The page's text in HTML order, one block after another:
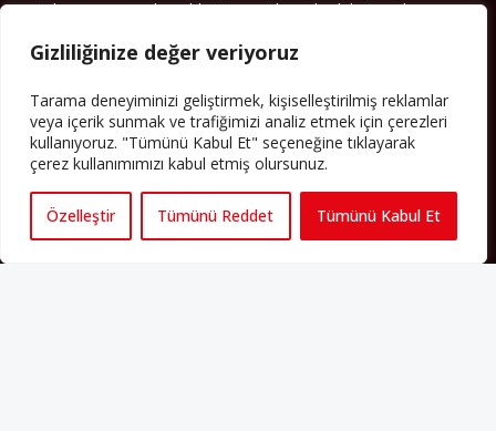
Gizliliğinize değer veriyoruz
Tarama deneyiminizi geliştirmek, kişiselleştirilmiş reklamlar
veya içerik sunmak ve trafiğimizi analiz etmek için çerezleri
kullanıyoruz. "Tümünü Kabul Et" seçeneğine tıklayarak
çerez kullanımımızı kabul etmiş olursunuz.
Özelleştir Tümünü Reddet Tümünü Kabul Et
sorgulanmasına neden oldu. Avrupa’da yerleşik bir Müslüman
de Müslümanlar için yeni sorulara da kapı araladı.
PERSPEKTIF’I SOSYAL MEDYADA TAKIP EDEBILIRSINIZ